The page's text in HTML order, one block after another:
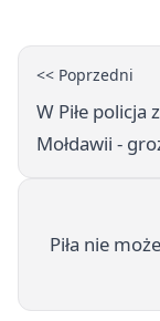
<< Poprzedni
W Piłe policja
Mołdawii -
Piła nie